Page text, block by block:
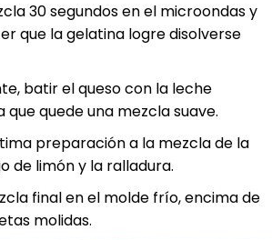
30 segundos en el microondas y
que la gelatina logre disolverse
batir el queso con la leche
quede una mezcla suave.
preparación a la mezcla de la
de limón y la ralladura.
final en el molde frío, encima de
molidas.